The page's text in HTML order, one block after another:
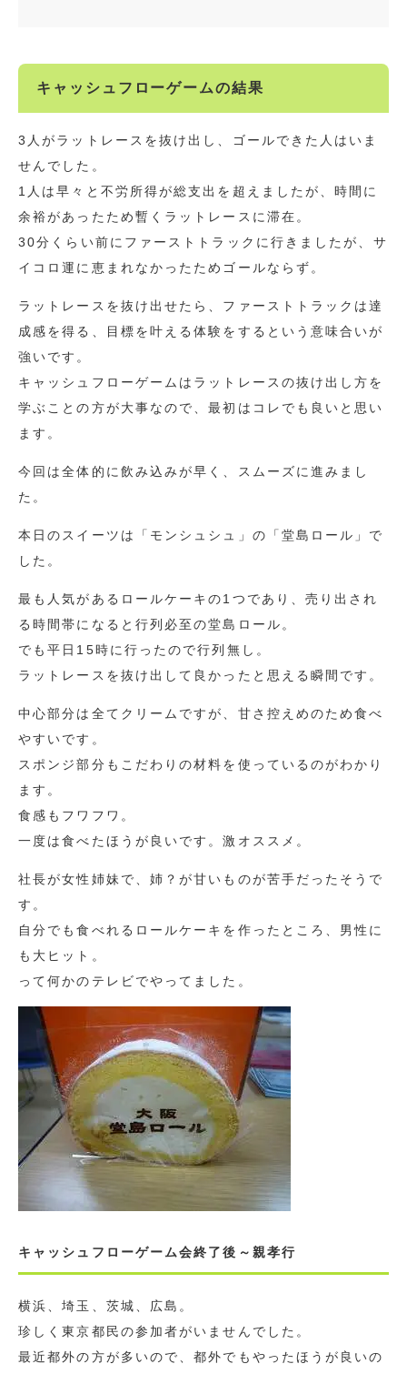
キャッシュフローゲームの結果
3人がラットレースを抜け出し、ゴールできた人はいま
せんでした。
1人は早々と不労所得が総支出を超えましたが、時間に
余裕があったため暫くラットレースに滞在。
30分くらい前にファーストトラックに行きましたが、サ
イコロ運に恵まれなかったためゴールならず。
ラットレースを抜け出せたら、ファーストトラックは達
成感を得る、目標を叶える体験をするという意味合いが
強いです。
キャッシュフローゲームはラットレースの抜け出し方を
学ぶことの方が大事なので、最初はコレでも良いと思い
ます。
今回は全体的に飲み込みが早く、スムーズに進みまし
た。
本日のスイーツは「モンシュシュ」の「堂島ロール」で
した。
最も人気があるロールケーキの1つであり、売り出され
る時間帯になると行列必至の堂島ロール。
でも平日15時に行ったので行列無し。
ラットレースを抜け出して良かったと思える瞬間です。
中心部分は全てクリームですが、甘さ控えめのため食べ
やすいです。
スポンジ部分もこだわりの材料を使っているのがわかり
ます。
食感もフワフワ。
一度は食べたほうが良いです。激オススメ。
社長が女性姉妹で、姉？が甘いものが苦手だったそうで
す。
自分でも食べれるロールケーキを作ったところ、男性に
も大ヒット。
って何かのテレビでやってました。
キャッシュフローゲーム会終了後～親孝行
横浜、埼玉、茨城、広島。
珍しく東京都民の参加者がいませんでした。
最近都外の方が多いので、都外でもやったほうが良いの